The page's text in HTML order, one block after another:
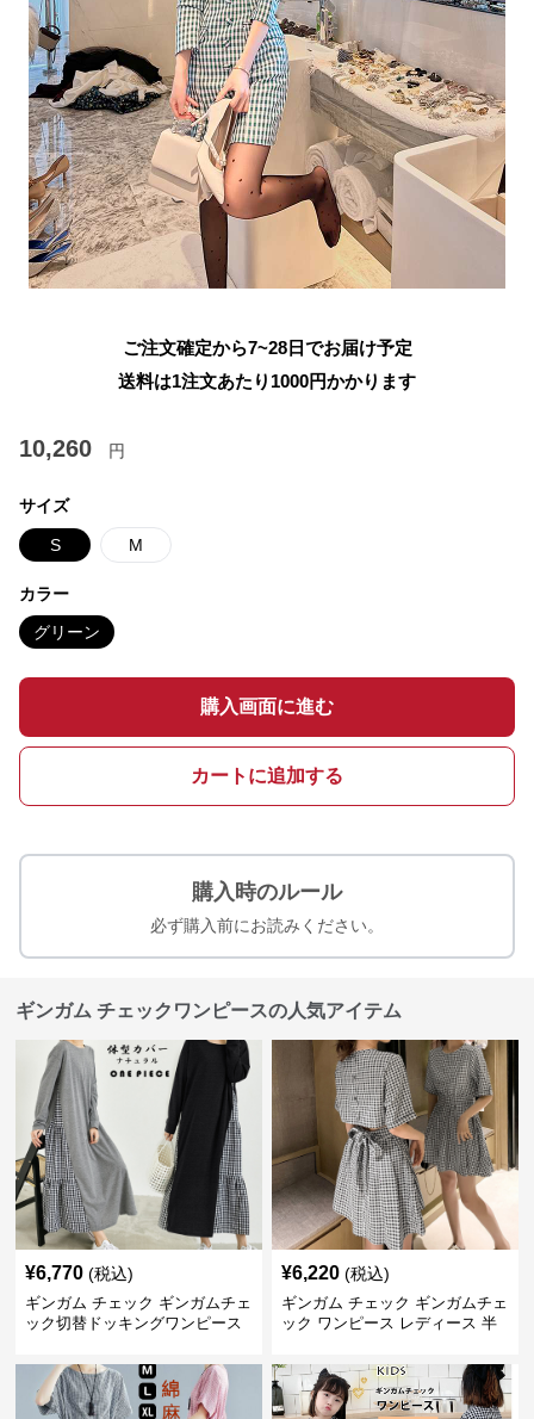
ご注文確定から7~28日でお届け予定
送料は1注文あたり 1000円かかります
10,260 円
サイズ
S M
カラー
グリーン
購入画面に進む
カートに追加する
購入時のルール
必ず購入前にお読みください。
ギンガム チェックワンピースの人気アイテム
¥6,770 (税込)
ギンガム チェック ギンガムチェ
ック切替ドッキングワンピース
¥6,220 (税込)
ギンガム チェック ギンガムチェ
ック ワンピース レディース 半